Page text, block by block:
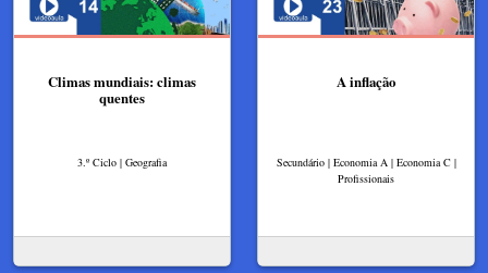
Climas mundiais: climas
quentes
3.º Ciclo | Geografia
A inflação
Secundário | Economia A | Economia C |
Profissionais